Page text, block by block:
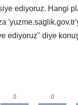
ediyoruz. Hangi
ediyoruz" diye